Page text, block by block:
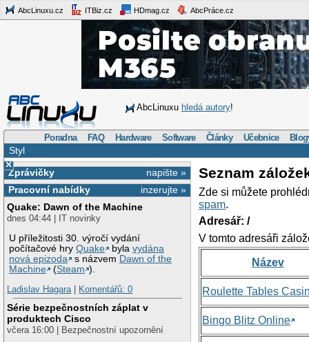
AbcLinuxu.cz ITBiz.cz HDmag.cz AbcPráce.cz
AbcLinuxu hledá autory!
Poradna FAQ Hardware Software Články Učebnice
Styl
×
napište »
Zprávičky
inzerujte »
Pracovní nabídky
Quake: Dawn of the Machine
dnes 04:44 | IT novinky
U příležitosti 30. výročí vydání
počítačové hryQuake bylavydána
nová epizoda
s názvem Dawn of the
Machine
(Steam ).
Ladislav Hagara| Komentářů: 0
Série bezpečnostních záplat v
produktech Cisco
včera 16:00 | Bezpečnostní upozornění
Seznam
Zde si můžete
spam.
Adresář: /
V tomto adresáři
Název
Roulette Tables
Bingo Blitz Online